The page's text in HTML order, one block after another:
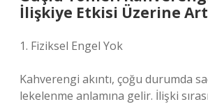
İlişkiye Etkisi Üzerine
1. Fiziksel Engel Yok
Kahverengi akıntı, çoğu durumda
lekelenme anlamına gelir. İlişki